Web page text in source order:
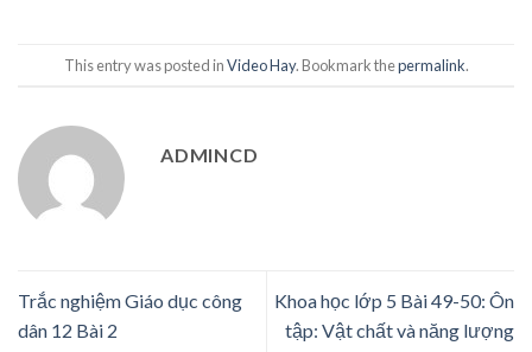
This entry was posted inVideo Hay. Bookmark thepermalink.
ADMINCD
Trắc nghiệm Giáo dục công
dân 12 Bài 2
Khoa học lớp 5 Bài 49-50: Ôn
tập: Vật chất và năng lượng